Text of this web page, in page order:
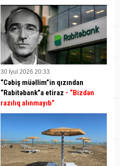
30 İyul 2026 20:33
“Cəbiş müəllim”in qızından
“Rabitəbank”a etiraz - “Bizdən
razılıq alınmayıb”